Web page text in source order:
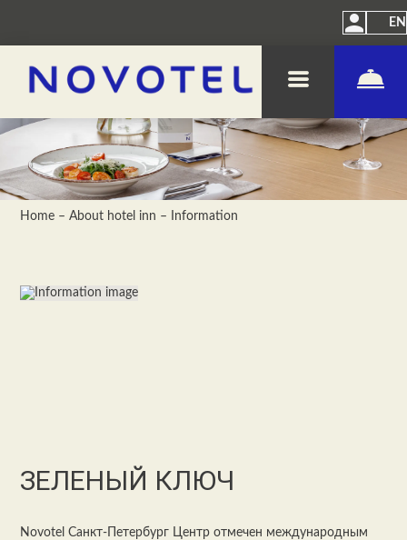
EN
Home –About hotel inn – Information
ЗЕЛЕНЫЙ КЛЮЧ
Novotel Санкт-Петербург Центр отмечен международным